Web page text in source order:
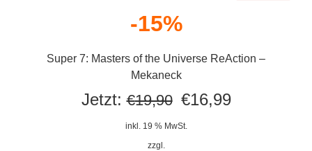
-15%
Super 7: Masters of the Universe ReAction –
Mekaneck
Jetzt: €19,90 Ursprünglicher
Preis
€16,99Aktueller
inkl. 19 % MwSt.
zzgl.